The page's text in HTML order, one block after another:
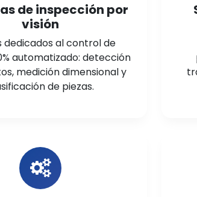
de inspección por
visión
dedicados al control de
automatizado: detección
medición dimensional y
de piezas.